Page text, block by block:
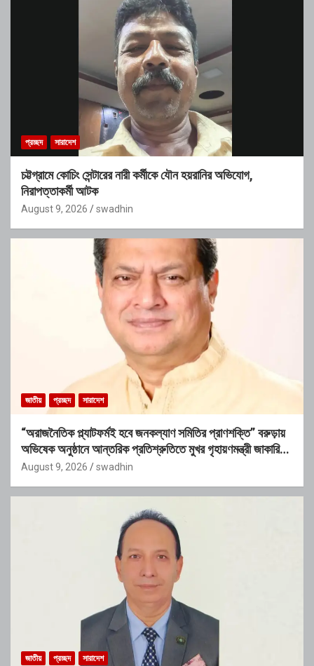
প্রচ্ছদ সারাদেশ
চট্টগ্রামে কোচিং সেন্টারের নারী কর্মীকে যৌন হয়রানির অভিযোগ,
নিরাপত্তাকর্মী আটক
August 9, 2026 swadhin
জাতীয় প্রচ্ছদ সারাদেশ
“অরাজনৈতিক প্ল্যাটফর্মই হবে জনকল্যাণ সমিতির প্রাণশক্তি” বরুড়ায়
অভিষেক অনুষ্ঠানে আন্তরিক প্রতিশ্রুতিতে মুখর গৃহায়ণমন্ত্রী জাকারিয়া
তাহের
August 9, 2026 swadhin
জাতীয় প্রচ্ছদ সারাদেশ